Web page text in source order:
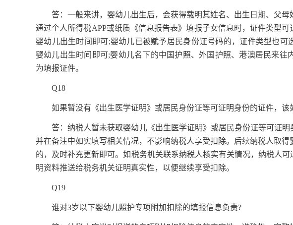
答：一般来讲，婴幼儿出生后，会获得载明其姓名、出生日期、父母
通过个人所得税APP或纸质《信息报告表》填报子女信息时，证件类型
婴幼儿出生时间即可;婴幼儿已被赋予居民身份证号码的，证件类型也可
婴幼儿出生时间即可;婴幼儿名下的中国护照、外国护照、港澳居民来往
为填报证件。
Q18
如果暂没有《出生医学证明》或居民身份证等可证明身份的证件，该
答：纳税人暂未获取婴幼儿《出生医学证明》或居民身份证等可证明
并在备注中如实填写相关情况，不影响纳税人享受扣除。后续纳税人取
的，及时补充更新即可。如税务机关联系纳税人核实有关情况，纳税人
明资料推送给税务机关证明真实性，以便继续享受扣除。
Q19
谁对3岁以下婴幼儿照护专项附加扣除的填报信息负责?